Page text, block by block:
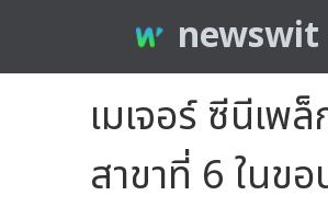
newswit
เมเจอร์ ซีนีเ
สาขาที่ 6 ในข